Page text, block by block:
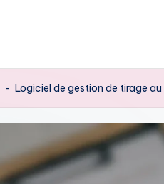
- Logiciel de gestion de tirage